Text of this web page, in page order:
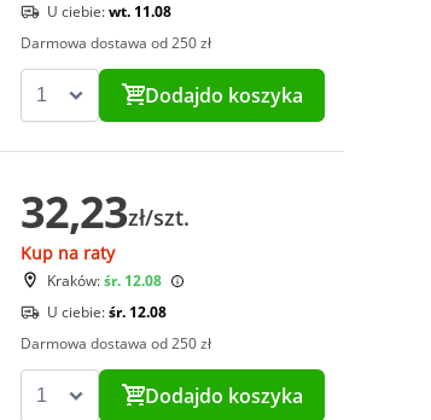
U ciebie:wt. 11.08
Darmowa dostawa od 250 zł
Dodajdo koszyka
32,23zł/szt.
Kup na raty
Kraków:śr. 12.08
U ciebie:śr. 12.08
Darmowa dostawa od 250 zł
Dodajdo koszyka